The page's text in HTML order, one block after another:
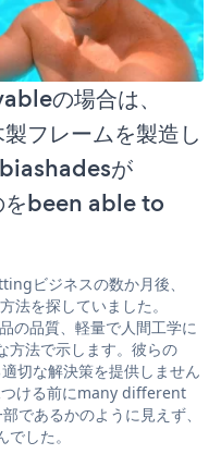
の場合は、
フレームを製造し
が
をbeen able to
ビジネスの数か月後、
法を探していました。
品質、軽量で人間工学に
方法で示します。彼らの
切な解決策を提供しません
ける前にmany different
であるかのように見えず、
した。